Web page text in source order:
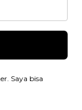
Saya bisa